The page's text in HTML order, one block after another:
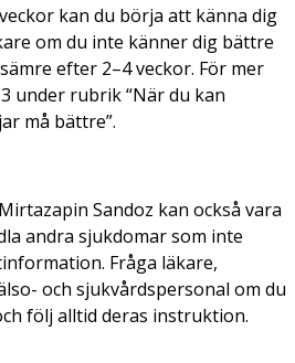
kan du börja att känna dig
om du inte känner dig bättre
efter 2–4 veckor. För mer
under rubrik “När du kan
må bättre”.
Sandoz kan också vara
andra sjukdomar som inte
Fråga läkare,
och sjukvårdspersonal om du
följ alltid deras instruktion.